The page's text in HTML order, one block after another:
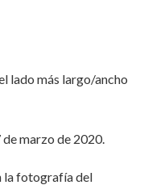
lado más largo/ancho
marzo de 2020.
la fotografía del